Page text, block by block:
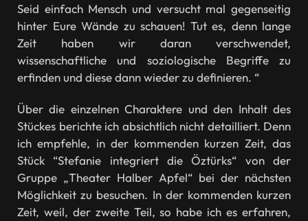
Seid einfach Mensch und versucht mal gegenseitig
hinter Eure Wände zu schauen! Tut es, denn lange
Zeit haben wir daran verschwendet,
wissenschaftliche und soziologische Begriffe zu
erfinden und diese dann wieder zu definieren. “
Über die einzelnen Charaktere und den Inhalt des
Stückes berichte ich absichtlich nicht detailliert. Denn
ich empfehle, in der kommenden kurzen Zeit, das
Stück “Stefanie integriert die Öztürks“ von der
Gruppe „Theater Halber Apfel“ bei der nächsten
Möglichkeit zu besuchen. In der kommenden kurzen
Zeit, weil, der zweite Teil, so habe ich es erfahren,